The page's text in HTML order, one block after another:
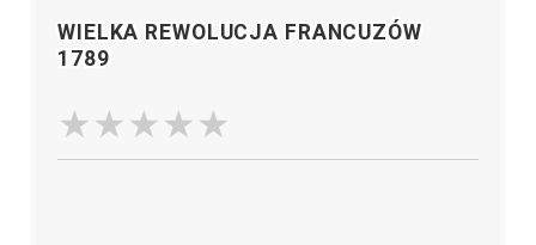
WIELKA REWOLUCJA FRANCUZÓW
1789